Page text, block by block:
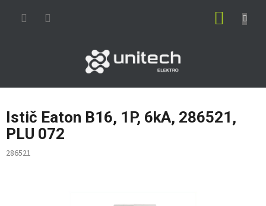
Istič Eaton B16, 1P, 6kA, 286521,
PLU 072
286521